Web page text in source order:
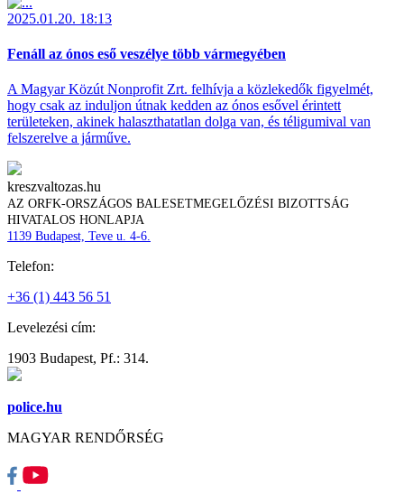
2025.01.20. 18:13
Fenáll az ónos eső veszélye több vármegyében
A Magyar Közút Nonprofit Zrt. felhívja a közlekedők figyelmét,
hogy csak az induljon útnak kedden az ónos esővel érintett
területeken, akinek halaszthatatlan dolga van, és téligumival van
felszerelve a járműve.
kreszvaltozas.hu
AZ ORFK-ORSZÁGOS BALESETMEGELŐZÉSI BIZOTTSÁG
HIVATALOS HONLAPJA
1139 Budapest, Teve u. 4-6.
Telefon:
+36 (1) 443 56 51
Levelezési cím:
1903 Budapest, Pf.: 314.
police.hu
MAGYAR RENDŐRSÉG